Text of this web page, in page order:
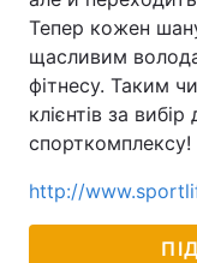
Тепер кожен
щасливим
фітнесу. Таким
клієнтів за
спорткомплексу!
http://